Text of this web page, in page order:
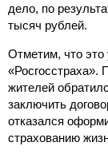
дело, по
тысяч рублей.
Отметим, что это
«Росгосстраха».
жителей
заключить
отказался
страхованию